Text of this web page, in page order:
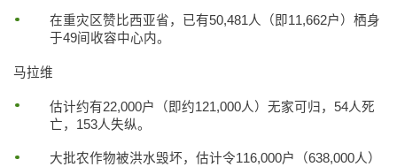
在重灾区赞比西亚省，已有50,481人（即11,662户）栖身
于49间收容中心内。
马拉维
估计约有22,000户（即约121,000人）无家可归，54人死
亡，153人失纵。
大批农作物被洪水毁坏，估计令116,000户（638,000人）